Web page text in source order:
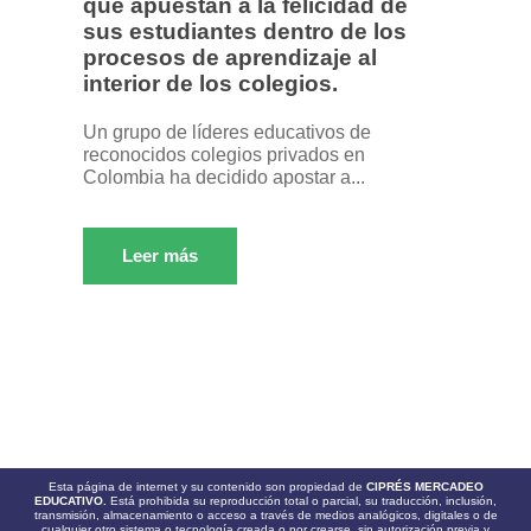
sus estudiantes dentro de los
procesos de aprendizaje al
interior de los colegios.
Un grupo de líderes educativos de
reconocidos colegios privados en
Colombia ha decidido apostar a...
Leer más
Esta página de internet y su contenido son propiedad de CIPRÉS MERCADEO
EDUCATIVO. Está prohibida su reproducción total o parcial, su traducción, inclusión,
transmisión, almacenamiento o acceso a través de medios analógicos, digitales o de